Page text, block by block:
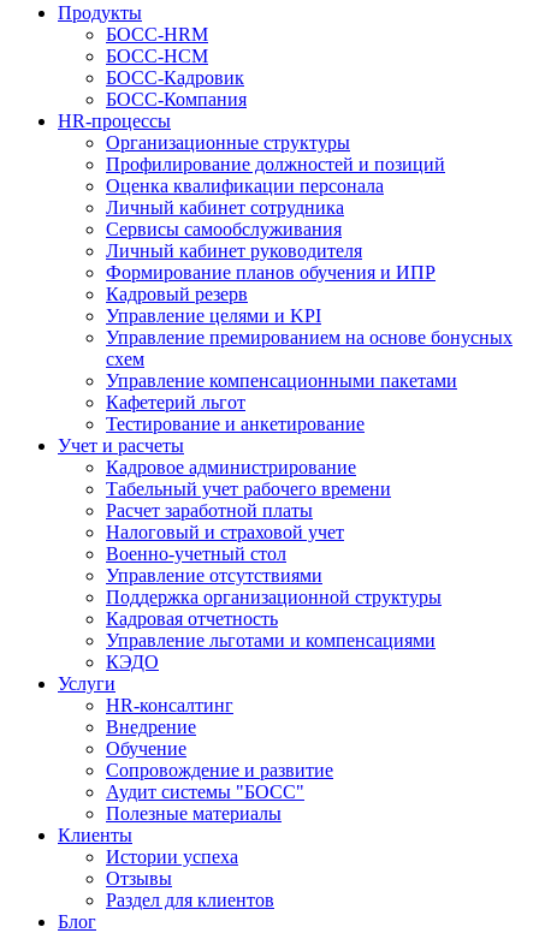
Продукты
БОСС-HRM
БОСС-HCM
БОСС-Кадровик
БОСС-Компания
HR-процессы
Организационные структуры
Профилирование должностей и позиций
Оценка квалификации персонала
Личный кабинет сотрудника
Сервисы самообслуживания
Личный кабинет руководителя
Формирование планов обучения и ИПР
Кадровый резерв
Управление целями и KPI
Управление премированием на основе бонусных
схем
Управление компенсационными пакетами
Кафетерий льгот
Тестирование и анкетирование
Учет и расчеты
Кадровое администрирование
Табельный учет рабочего времени
Расчет заработной платы
Налоговый и страховой учет
Военно-учетный стол
Управление отсутствиями
Поддержка организационной структуры
Кадровая отчетность
Управление льготами и компенсациями
КЭДО
Услуги
HR-консалтинг
Внедрение
Обучение
Сопровождение и развитие
Аудит системы "БОСС"
Полезные материалы
Клиенты
Истории успеха
Отзывы
Раздел для клиентов
Блог